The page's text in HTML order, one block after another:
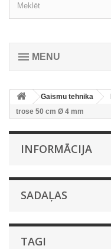
MENU
Gaismu tehnika
trose 50 cm Ø 4 mm
INFORMĀCIJA
SADAĻAS
TAGI